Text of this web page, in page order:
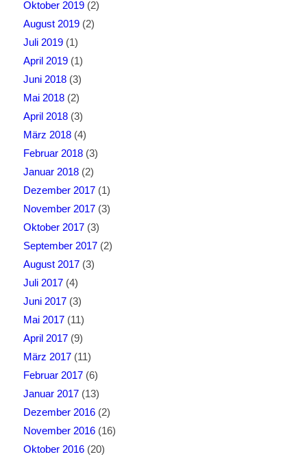
Oktober 2019(2)
August 2019(2)
Juli 2019(1)
April 2019(1)
Juni 2018(3)
Mai 2018(2)
April 2018(3)
März 2018(4)
Februar 2018(3)
Januar 2018(2)
Dezember 2017(1)
November 2017(3)
Oktober 2017(3)
September 2017(2)
August 2017(3)
Juli 2017(4)
Juni 2017(3)
Mai 2017(11)
April 2017(9)
März 2017(11)
Februar 2017(6)
Januar 2017(13)
Dezember 2016(2)
November 2016(16)
Oktober 2016(20)